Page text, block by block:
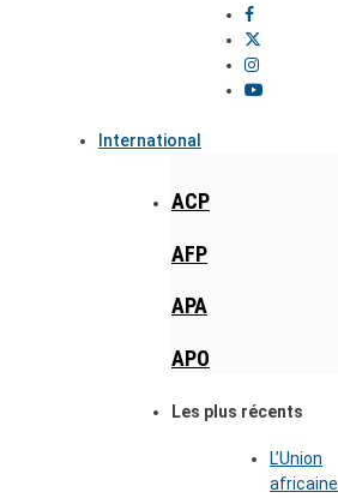
International
ACP
AFP
APA
APO
Les plus récents
L’Union
africaine